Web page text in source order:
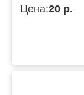
Цена:20 р.